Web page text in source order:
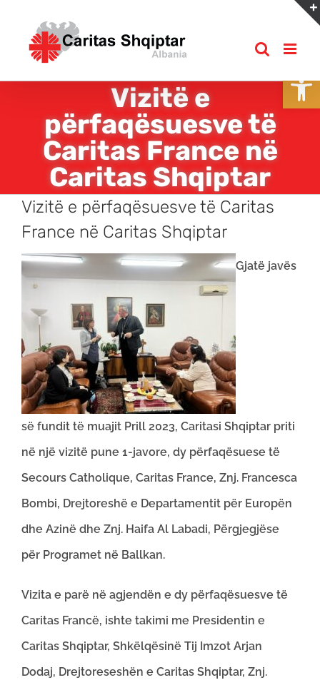
content
Vizitë e
përfaqësuesve të
Caritas France në
Caritas Shqiptar
Vizitë e përfaqësuesve të Caritas
France në Caritas Shqiptar
Gjatë javës
së fundit të muajit Prill 2023, Caritasi Shqiptar priti
në një vizitë pune 1-javore, dy përfaqësuese të
Secours Catholique, Caritas France, Znj. Francesca
Bombi, Drejtoreshë e Departamentit për Europën
dhe Azinë dhe Znj. Haifa Al Labadi, Përgjegjëse
për Programet në Ballkan.
Vizita e parë në agjendën e dy përfaqësuesve të
Caritas Francë, ishte takimi me Presidentin e
Caritas Shqiptar, Shkëlqësinë Tij Imzot Arjan
Dodaj, Drejtoreseshën e Caritas Shqiptar, Znj.